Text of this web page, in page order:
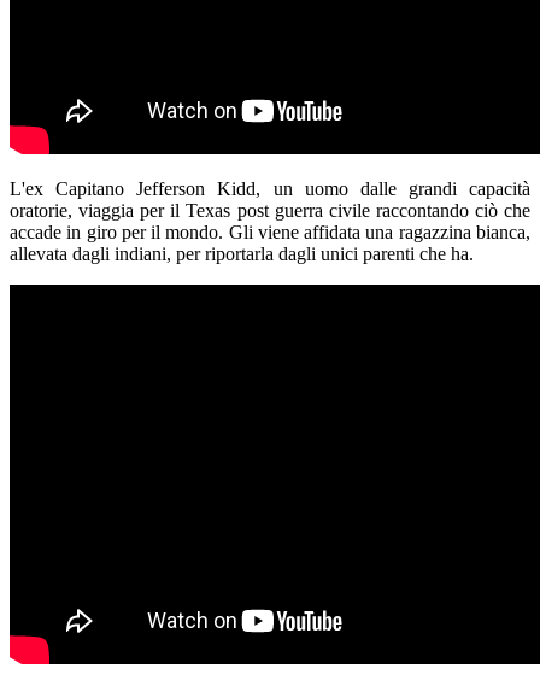
L'ex Capitano Jefferson Kidd, un uomo dalle grandi capacità
oratorie, viaggia per il Texas post guerra civile raccontando ciò che
accade in giro per il mondo. Gli viene affidata una ragazzina bianca,
allevata dagli indiani, per riportarla dagli unici parenti che ha.